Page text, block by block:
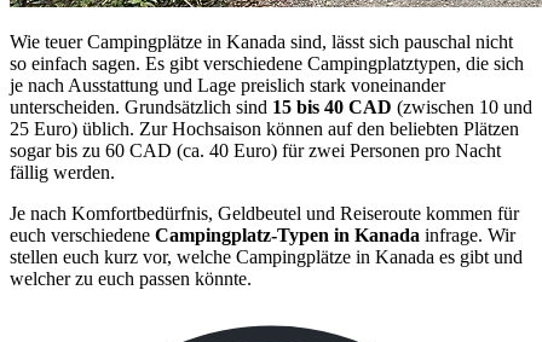
Wie teuer Campingplätze in Kanada sind, lässt sich pauschal nicht
so einfach sagen. Es gibt verschiedene Campingplatztypen, die sich
je nach Ausstattung und Lage preislich stark voneinander
unterscheiden. Grundsätzlich sind 15 bis 40 CAD (zwischen 10 und
25 Euro) üblich. Zur Hochsaison können auf den beliebten Plätzen
sogar bis zu 60 CAD (ca. 40 Euro) für zwei Personen pro Nacht
fällig werden.
Je nach Komfortbedürfnis, Geldbeutel und Reiseroute kommen für
euch verschiedene Campingplatz-Typen in Kanada infrage. Wir
stellen euch kurz vor, welche Campingplätze in Kanada es gibt und
welcher zu euch passen könnte.